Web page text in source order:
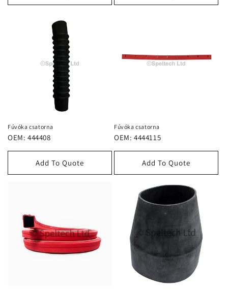
Fúvóka csatorna
OEM: 444408
Add To Quote
Fúvóka csatorna
OEM: 4444115
Add To Quote